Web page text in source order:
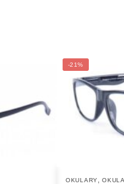
-21%
OKULARY ,